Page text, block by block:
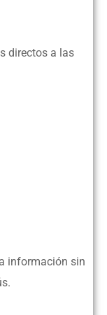
directos a las
información sin